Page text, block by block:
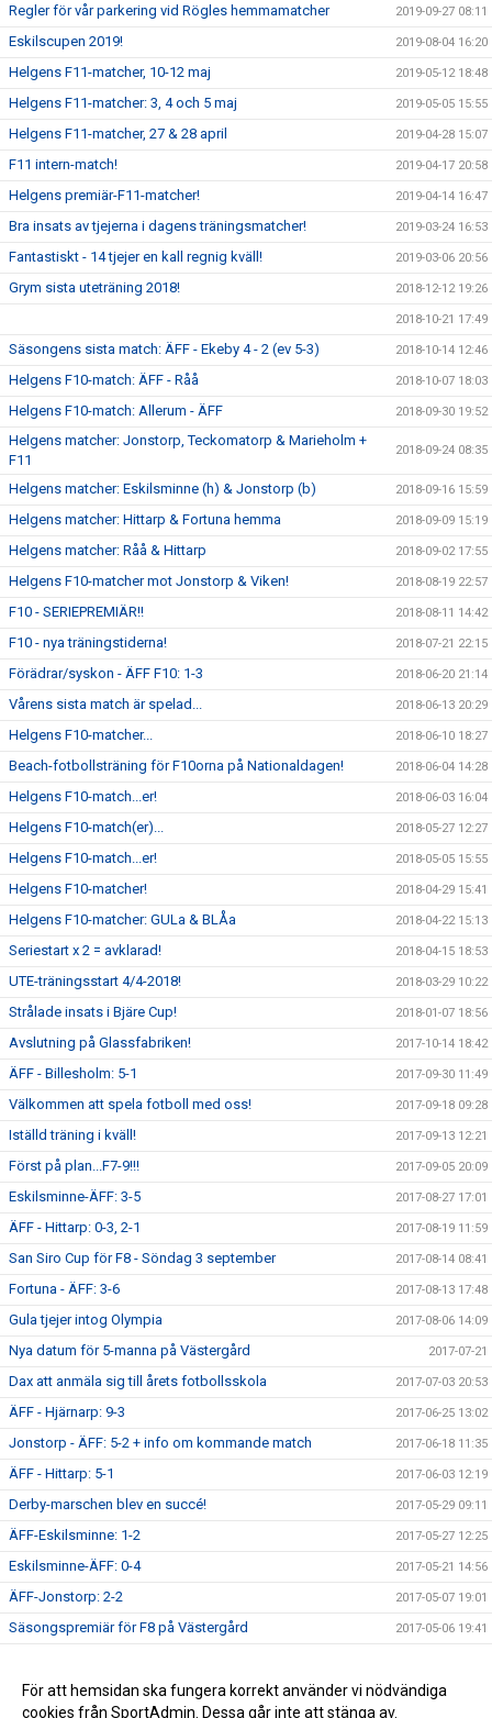
Regler för vår parkering vid Rögles hemmamatcher 2019-09-27 08:11
Eskilscupen 2019! 2019-08-04 16:20
Helgens F11-matcher, 10-12 maj 2019-05-12 18:48
Helgens F11-matcher: 3, 4 och 5 maj 2019-05-05 15:55
Helgens F11-matcher, 27 & 28 april 2019-04-28 15:07
F11 intern-match! 2019-04-17 20:58
Helgens premiär-F11-matcher! 2019-04-14 16:47
Bra insats av tjejerna i dagens träningsmatcher! 2019-03-24 16:53
Fantastiskt - 14 tjejer en kall regnig kväll! 2019-03-06 20:56
Grym sista uteträning 2018! 2018-12-12 19:26
2018-10-21 17:49
Säsongens sista match: ÄFF - Ekeby 4 - 2 (ev 5-3) 2018-10-14 12:46
Helgens F10-match: ÄFF - Råå 2018-10-07 18:03
Helgens F10-match: Allerum - ÄFF 2018-09-30 19:52
Helgens matcher: Jonstorp, Teckomatorp & Marieholm +
F11
2018-09-24 08:35
Helgens matcher: Eskilsminne (h) & Jonstorp (b) 2018-09-16 15:59
Helgens matcher: Hittarp & Fortuna hemma 2018-09-09 15:19
Helgens matcher: Råå & Hittarp 2018-09-02 17:55
Helgens F10-matcher mot Jonstorp & Viken! 2018-08-19 22:57
F10 - SERIEPREMIÄR!! 2018-08-11 14:42
F10 - nya träningstiderna! 2018-07-21 22:15
Förädrar/syskon - ÄFF F10: 1-3 2018-06-20 21:14
Vårens sista match är spelad... 2018-06-13 20:29
Helgens F10-matcher... 2018-06-10 18:27
Beach-fotbollsträning för F10orna på Nationaldagen! 2018-06-04 14:28
Helgens F10-match...er! 2018-06-03 16:04
Helgens F10-match(er)... 2018-05-27 12:27
Helgens F10-match...er! 2018-05-05 15:55
Helgens F10-matcher! 2018-04-29 15:41
Helgens F10-matcher: GULa & BLÅa 2018-04-22 15:13
Seriestart x 2 = avklarad! 2018-04-15 18:53
UTE-träningsstart 4/4-2018! 2018-03-29 10:22
Strålade insats i Bjäre Cup! 2018-01-07 18:56
Avslutning på Glassfabriken! 2017-10-14 18:42
ÄFF - Billesholm: 5-1 2017-09-30 11:49
Välkommen att spela fotboll med oss! 2017-09-18 09:28
Iställd träning i kväll! 2017-09-13 12:21
Först på plan...F7-9!!! 2017-09-05 20:09
Eskilsminne-ÄFF: 3-5 2017-08-27 17:01
ÄFF - Hittarp: 0-3, 2-1 2017-08-19 11:59
San Siro Cup för F8 - Söndag 3 september 2017-08-14 08:41
Fortuna - ÄFF: 3-6 2017-08-13 17:48
Gula tjejer intog Olympia 2017-08-06 14:09
Nya datum för 5-manna på Västergård 2017-07-21
Dax att anmäla sig till årets fotbollsskola 2017-07-03 20:53
ÄFF - Hjärnarp: 9-3 2017-06-25 13:02
Jonstorp - ÄFF: 5-2 + info om kommande match 2017-06-18 11:35
ÄFF - Hittarp: 5-1 2017-06-03 12:19
Derby-marschen blev en succé! 2017-05-29 09:11
ÄFF-Eskilsminne: 1-2 2017-05-27 12:25
Eskilsminne-ÄFF: 0-4 2017-05-21 14:56
ÄFF-Jonstorp: 2-2 2017-05-07 19:01
Säsongspremiär för F8 på Västergård 2017-05-06 19:41
Inställd Träning - Lördag 29/4 2017-04-27 12:40
För att hemsidan ska fungera korrekt använder vi nödvändiga
cookies från SportAdmin. Dessa går inte att stänga av.